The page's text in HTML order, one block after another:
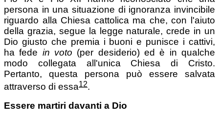
persona in una situazione di ignoranza invincibile
riguardo alla Chiesa cattolica ma che, con l'aiuto
della grazia, segue la legge naturale, crede in un
Dio giusto che premia i buoni e punisce i cattivi,
ha fede in voto (per desiderio) ed è in qualche
modo collegata all'unica Chiesa di Cristo.
Pertanto, questa persona può essere salvata
attraverso di essa12.
Essere martiri davanti a Dio